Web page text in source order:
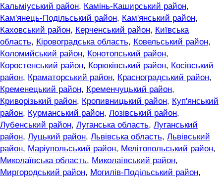
Кальміуський район, Камінь-Каширський район,
Кам'янець-Подільський район, Кам'янський район,
Каховський район, Керченський район, Київська
область, Кіровоградська область, Ковельський район,
Коломийський район, Конотопський район,
Коростенський район, Корюківський район, Косівський
район, Краматорський район, Красноградський район,
Кременецький район, Кременчуцький район,
Криворізький район, Кропивницький район, Куп'янський
район, Курманський район, Лозівський район,
Лубенський район, Луганська область, Луганський
район, Луцький район, Львівська область, Львівський
район, Маріупольський район, Мелітопольський район,
Миколаївська область, Миколаївський район,
Миргородський район, Могилів-Подільський район,